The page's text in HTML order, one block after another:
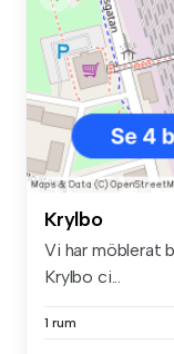
Krylbo
Vi har möblerat
Krylbo ci...
1 rum